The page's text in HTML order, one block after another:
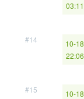
03:11
#14
10-18
22:06
#15
10-18